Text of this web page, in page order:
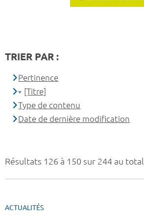
Résultats 126 à 150 sur 244 au total
ACTUALITÉS
TRIER PAR :
Pertinence
[Titre]
Type de contenu
Date de dernière modification